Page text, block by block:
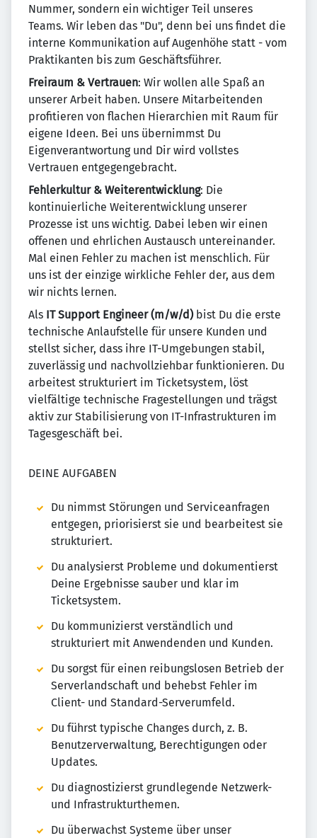
Nummer, sondern ein wichtiger Teil unseres
Teams. Wir leben das "Du", denn bei uns findet die
interne Kommunikation auf Augenhöhe statt - vom
Praktikanten bis zum Geschäftsführer.
Freiraum & Vertrauen: Wir wollen alle Spaß an
unserer Arbeit haben. Unsere Mitarbeitenden
profitieren von flachen Hierarchien mit Raum für
eigene Ideen. Bei uns übernimmst Du
Eigenverantwortung und Dir wird vollstes
Vertrauen entgegengebracht.
Fehlerkultur & Weiterentwicklung: Die
kontinuierliche Weiterentwicklung unserer
Prozesse ist uns wichtig. Dabei leben wir einen
offenen und ehrlichen Austausch untereinander.
Mal einen Fehler zu machen ist menschlich. Für
uns ist der einzige wirkliche Fehler der, aus dem
wir nichts lernen.
Als IT Support Engineer (m/w/d) bist Du die erste
technische Anlaufstelle für unsere Kunden und
stellst sicher, dass ihre IT-Umgebungen stabil,
zuverlässig und nachvollziehbar funktionieren. Du
arbeitest strukturiert im Ticketsystem, löst
vielfältige technische Fragestellungen und trägst
aktiv zur Stabilisierung von IT-Infrastrukturen im
Tagesgeschäft bei.
DEINE AUFGABEN
Du nimmst Störungen und Serviceanfragen
entgegen, priorisierst sie und bearbeitest sie
strukturiert.
Du analysierst Probleme und dokumentierst
Deine Ergebnisse sauber und klar im
Ticketsystem.
Du kommunizierst verständlich und
strukturiert mit Anwendenden und Kunden.
Du sorgst für einen reibungslosen Betrieb der
Serverlandschaft und behebst Fehler im
Client- und Standard-Serverumfeld.
Du führst typische Changes durch, z. B.
Benutzerverwaltung, Berechtigungen oder
Updates.
Du diagnostizierst grundlegende Netzwerk-
und Infrastrukturthemen.
Du überwachst Systeme über unser